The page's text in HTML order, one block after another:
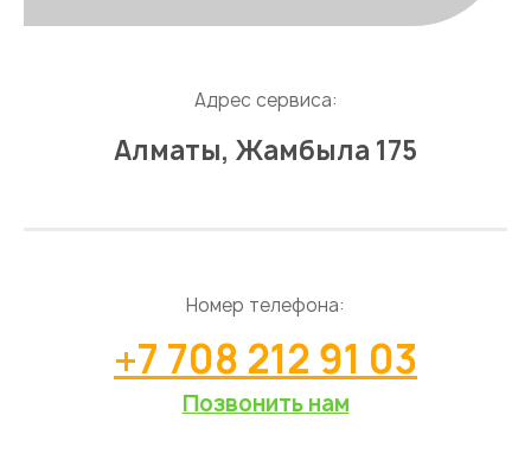
Адрес сервиса:
Алматы, Жамбыла 175
Номер телефона:
+7 708 212 91 03
Позвонить нам